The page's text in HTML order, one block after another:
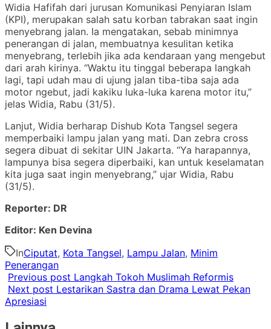
Widia Hafifah dari jurusan Komunikasi Penyiaran Islam
(KPI), merupakan salah satu korban tabrakan saat ingin
menyebrang jalan. Ia mengatakan, sebab minimnya
penerangan di jalan, membuatnya kesulitan ketika
menyebrang, terlebih jika ada kendaraan yang mengebut
dari arah kirinya. “Waktu itu tinggal beberapa langkah
lagi, tapi udah mau di ujung jalan tiba-tiba saja ada
motor ngebut, jadi kakiku luka-luka karena motor itu,”
jelas Widia, Rabu (31/5).
Lanjut, Widia berharap Dishub Kota Tangsel segera
memperbaiki lampu jalan yang mati. Dan zebra cross
segera dibuat di sekitar UIN Jakarta. “Ya harapannya,
lampunya bisa segera diperbaiki, kan untuk keselamatan
kita juga saat ingin menyebrang,” ujar Widia, Rabu
(31/5).
Reporter: DR
Editor: Ken Devina
InCiputat, Kota Tangsel, Lampu Jalan, Minim
Penerangan
Previous post Langkah Tokoh Muslimah Reformis
Next post Lestarikan Sastra dan Drama Lewat Pekan
Apresiasi